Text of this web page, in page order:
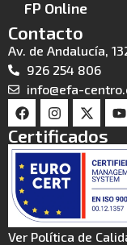
FP Online
Contacto
Av. de Andalucía,
926 254 806
info@efa-
Certificados
Ver Política de